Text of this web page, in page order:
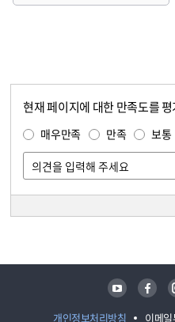
현재 페이지에 대한 만족도를
매우만족 만족 보통
개인정보처리방침 이메
유튜브 페이스북